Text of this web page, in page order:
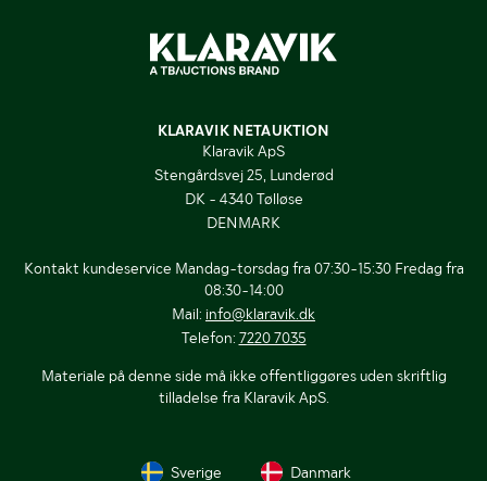
KLARAVIK NETAUKTION
Klaravik ApS
Stengårdsvej 25, Lunderød
DK - 4340 Tølløse
DENMARK
Kontakt kundeservice Mandag-torsdag fra 07:30-15:30 Fredag fra
08:30-14:00
Mail: info@klaravik.dk
Telefon: 7220 7035
Materiale på denne side må ikke offentliggøres uden skriftlig
tilladelse fra Klaravik ApS.
Sverige Danmark